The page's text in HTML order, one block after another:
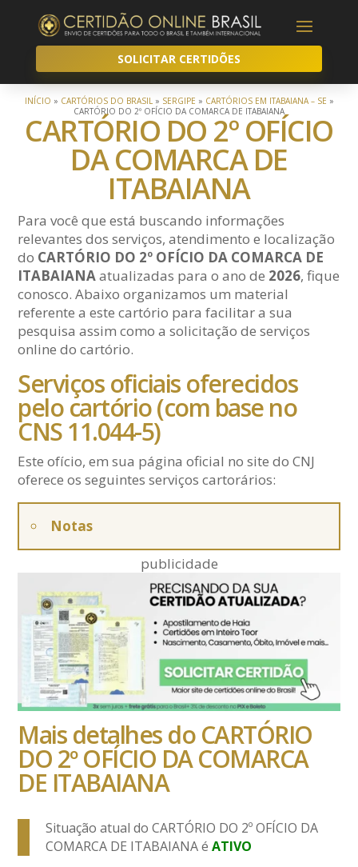
SOLICITAR CERTIDÕES
INÍCIO » CARTÓRIOS DO BRASIL» SERGIPE » CARTÓRIOS EM ITABAIANA – SE »
CARTÓRIO DO 2º OFÍCIO DA COMARCA DE ITABAIANA
CARTÓRIO DO 2º OFÍCIO
DA COMARCA DE
ITABAIANA
Para você que está buscando informações
relevantes dos serviços, atendimento e localização
do CARTÓRIO DO 2º OFÍCIO DA COMARCA DE
ITABAIANAatualizadas para o ano de 2026, fique
conosco. Abaixo organizamos um material
referente a este cartório para facilitar a sua
pesquisa assim como a solicitação de serviços
online do cartório.
Serviços oficiais oferecidos
pelo cartório (com base no
CNS 11.044-5)
Este ofício, em sua página oficial no site do CNJ
oferece os seguintes serviços cartorários:
Notas
publicidade
Mais detalhes do CARTÓRIO
DO 2º OFÍCIO DA COMARCA
DE ITABAIANA
Situação atual do CARTÓRIO DO 2º OFÍCIO DA
COMARCA DE ITABAIANA éATIVO